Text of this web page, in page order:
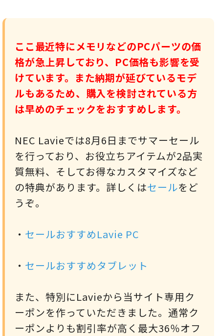
ここ最近特にメモリなどのPCパーツの価
格が急上昇しており、PC価格も影響を受
けています。また納期が延びているモデ
ルもあるため、購入を検討されている方
は早めのチェックをおすすめします。
NEC Lavieでは8月6日までサマーセール
を行っており、お役立ちアイテムが2品実
質無料、そしてお得なカスタマイズなど
の特典があります。詳しくはセールをど
うぞ。
・ セールおすすめLavie PC
・ セールおすすめタブレット
また、特別にLavieから当サイト専用ク
ーポンを作っていただきました。通常ク
ーポンよりも割引率が高く最大36％オフ